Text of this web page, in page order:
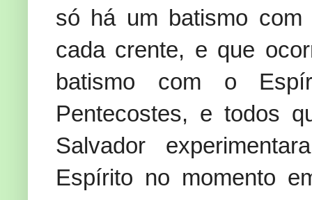
só há um batismo
cada crente, e que
batismo com o
Pentecostes, e todos
Salvador
Espírito no momento